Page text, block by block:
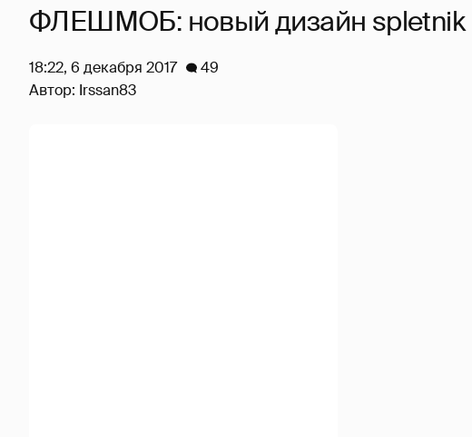
ФЛЕШМОБ: новый дизайн spletnik
18:22, 6 декабря 2017
49
Автор: Irssan83